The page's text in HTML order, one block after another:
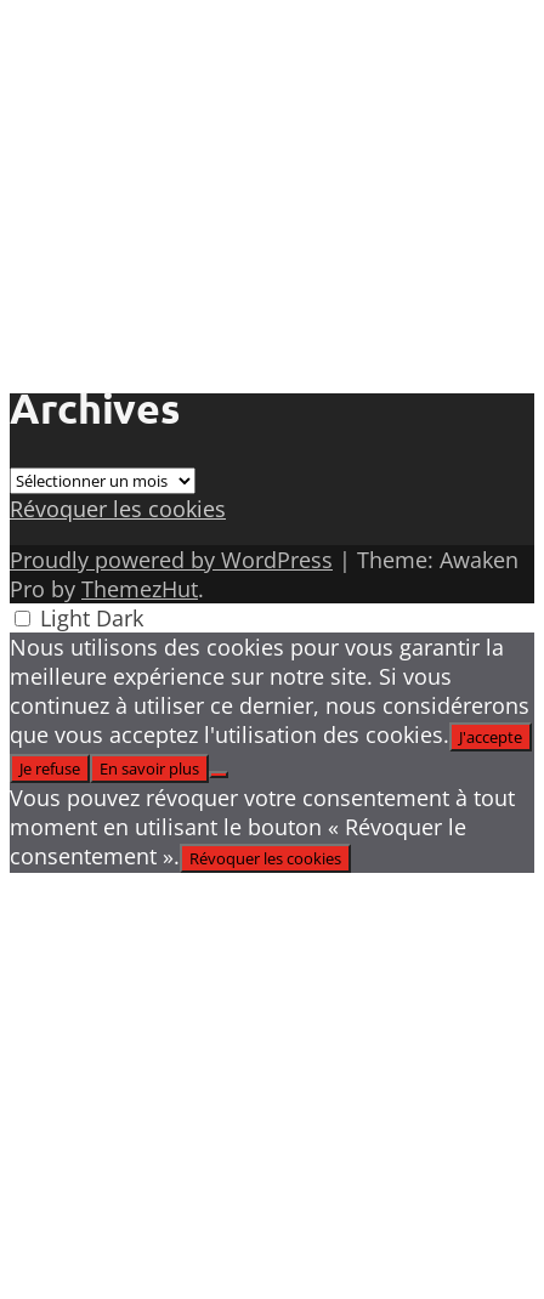
Archives
Archives
Révoquer les cookies
Proudly powered by WordPress | Theme: Awaken
Pro by ThemezHut.
Light Dark
Nous utilisons des cookies pour vous garantir la
meilleure expérience sur notre site. Si vous
continuez à utiliser ce dernier, nous considérerons
que vous acceptez l'utilisation des cookies. J'accepte
Je refuse
En savoir plus
Vous pouvez révoquer votre consentement à tout
moment en utilisant le bouton « Révoquer le
consentement ». Révoquer les cookies